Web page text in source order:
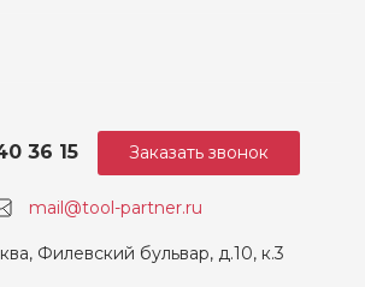
mail@tool-partner.ru
36 15
Филевский бульвар, д.10, к.3
Заказать звонок